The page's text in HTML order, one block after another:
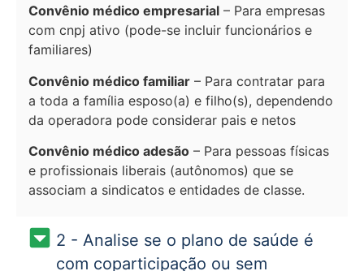
Convênio médico empresarial – Para empresas
com cnpj ativo (pode-se incluir funcionários e
familiares)
Convênio médico familiar – Para contratar para
a toda a família esposo(a) e filho(s), dependendo
da operadora pode considerar pais e netos
Convênio médico adesão – Para pessoas físicas
e profissionais liberais (autônomos) que se
associam a sindicatos e entidades de classe.
2 - Analise se o plano de saúde é
com coparticipação ou sem